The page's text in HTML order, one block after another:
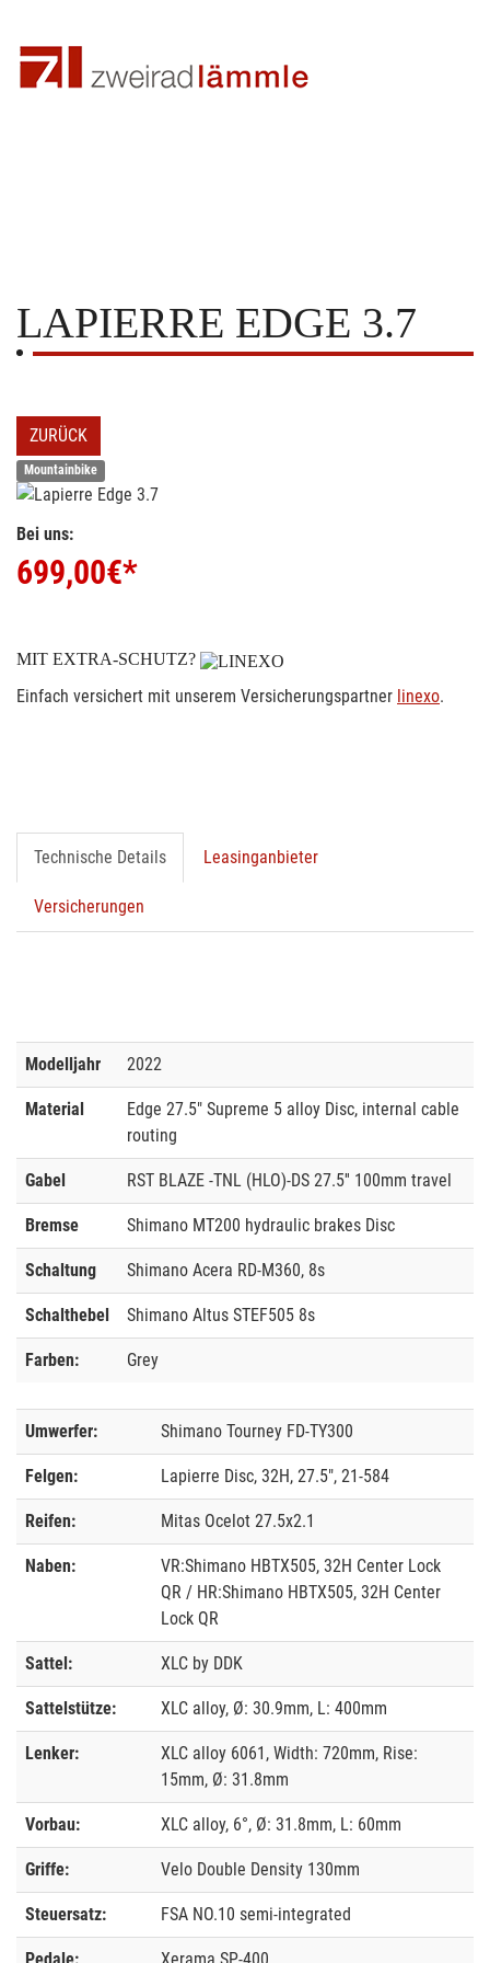
LAPIERRE EDGE 3.7
ZURÜCK
Mountainbike
Bei uns:
699,00€*
MIT EXTRA-SCHUTZ?
Einfach versichert mit unserem Versicherungspartner linexo.
Technische Details Leasinganbieter
Versicherungen
Modelljahr 2022
Material
Edge 27.5" Supreme 5 alloy Disc, internal cable
routing
Gabel RST BLAZE -TNL (HLO)-DS 27.5'' 100mm travel
Bremse Shimano MT200 hydraulic brakes Disc
Schaltung Shimano Acera RD-M360, 8s
Schalthebel Shimano Altus STEF505 8s
Farben: Grey
Umwerfer: Shimano Tourney FD-TY300
Felgen: Lapierre Disc, 32H, 27.5", 21-584
Reifen: Mitas Ocelot 27.5x2.1
Naben:
VR:Shimano HBTX505, 32H Center Lock
QR / HR:Shimano HBTX505, 32H Center
Lock QR
Sattel: XLC by DDK
Sattelstütze: XLC alloy, Ø: 30.9mm, L: 400mm
Lenker:
XLC alloy 6061, Width: 720mm, Rise:
15mm, Ø: 31.8mm
Vorbau: XLC alloy, 6°, Ø: 31.8mm, L: 60mm
Griffe: Velo Double Density 130mm
Steuersatz: FSA NO.10 semi-integrated